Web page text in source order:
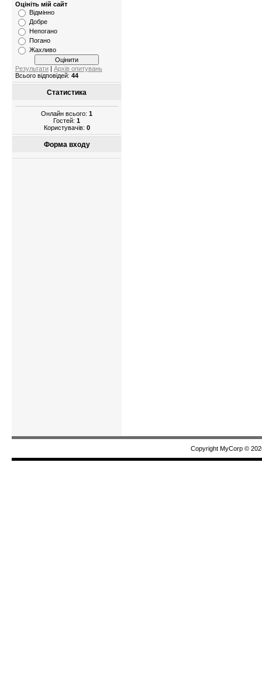
Оцініть мій сайт
Відмінно
Добре
Непогано
Погано
Жахливо
Результати | Архів опитувань
Всього відповідей: 44
Статистика
Онлайн всього: 1
Гостей: 1
Користувачів: 0
Форма входу
Copyright MyCorp ©